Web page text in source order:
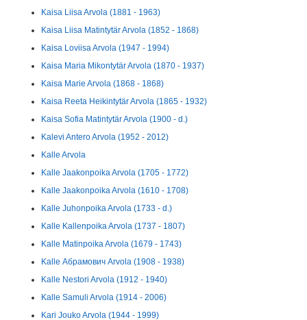
Kaisa Liisa Arvola (1881 - 1963)
Kaisa Liisa Matintytär Arvola (1852 - 1868)
Kaisa Loviisa Arvola (1947 - 1994)
Kaisa Maria Mikontytär Arvola (1870 - 1937)
Kaisa Marie Arvola (1868 - 1868)
Kaisa Reeta Heikintytär Arvola (1865 - 1932)
Kaisa Sofia Matintytär Arvola (1900 - d.)
Kalevi Antero Arvola (1952 - 2012)
Kalle Arvola
Kalle Jaakonpoika Arvola (1705 - 1772)
Kalle Jaakonpoika Arvola (1610 - 1708)
Kalle Juhonpoika Arvola (1733 - d.)
Kalle Kallenpoika Arvola (1737 - 1807)
Kalle Matinpoika Arvola (1679 - 1743)
Kalle Абрамович Arvola (1908 - 1938)
Kalle Nestori Arvola (1912 - 1940)
Kalle Samuli Arvola (1914 - 2006)
Kari Jouko Arvola (1944 - 1999)